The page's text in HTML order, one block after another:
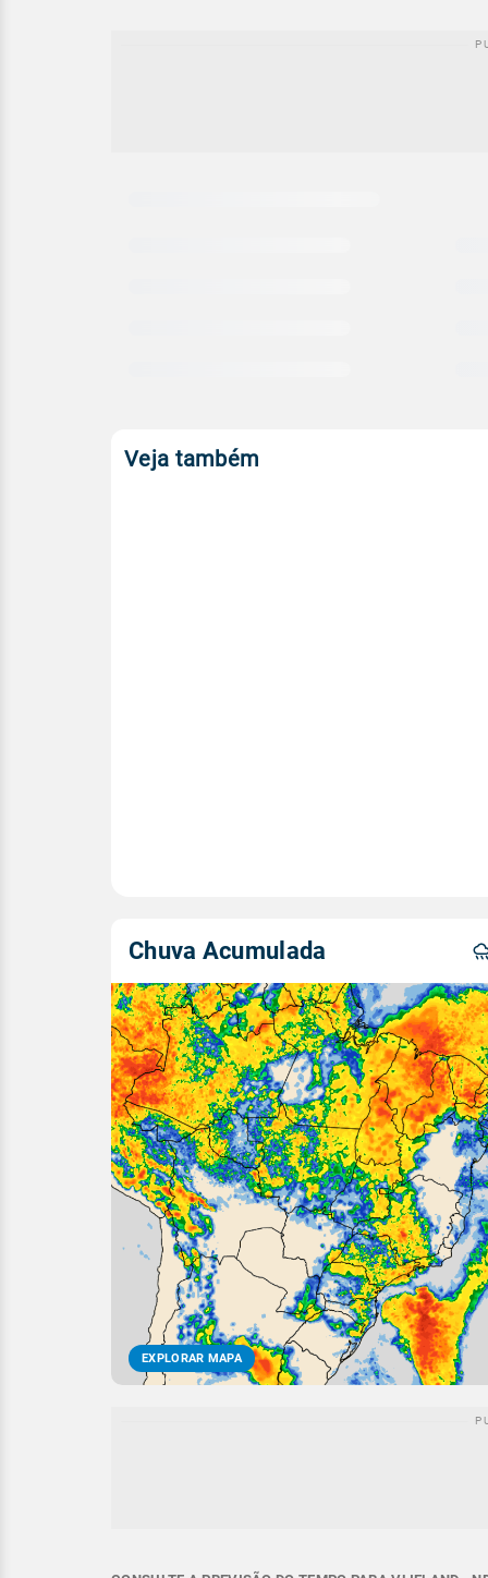
Veja também
Chuva Acumulada
EXPLORAR MAPA